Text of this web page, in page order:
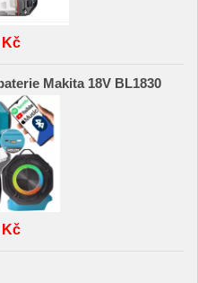
Kč
Makita 18V BL1830
Kč